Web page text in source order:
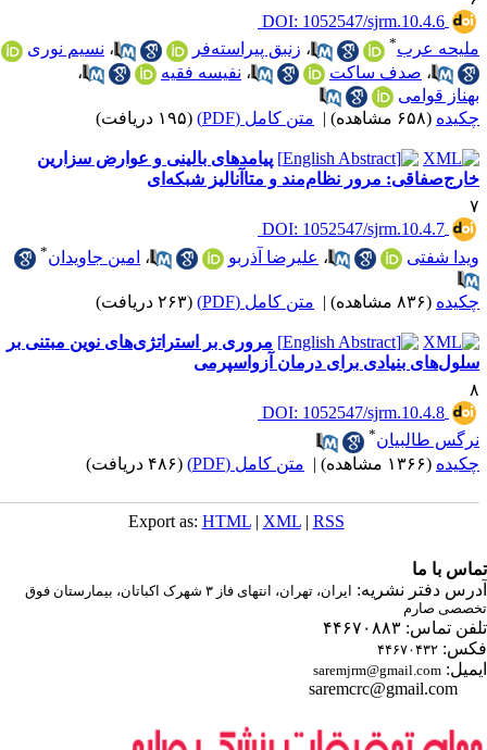
‎ DOI: 1052547/sjrm.10.4.6
عرب
،زنبق پیراسته‌فر ،نسیم نوری
،صدف ساکت ،نفیسه فقیه
،
قوامی
(۶۵۸ مشاهده) | متن کامل (PDF) (۱۹۵ دریافت)
پیامدهای بالینی و عوارض سزارین
مرور نظام‌مند و متاآنالیز شبکه‌ای
‎ DOI: 1052547/sjrm.10.4.7
شفتی
،علیرضا آذربو ،امین جاویدان *
(۸۳۶ مشاهده) | متن کامل (PDF) (۲۶۳ دریافت)
مروری بر استراتژی‌های نوین مبتنی بر
بنیادی برای درمان آزواسپرمی
‎ DOI: 1052547/sjrm.10.4.8
طالبیان *
(۱۳۶۶ مشاهده) | متن کامل (PDF) (۴۸۶ دریافت)
Export as:HTML |XML|RSS
با ما
دفتر نشریه:
ایران، تهران، انتهای فاز ۳ شهرک اکباتان، بیمارستان فوق
صارم
تماس: ۴۴۶۷۰۸۸۳
۴۴۶۷۰۴۳۲
saremjrm@gmail.com
saremcrc@gmail.com